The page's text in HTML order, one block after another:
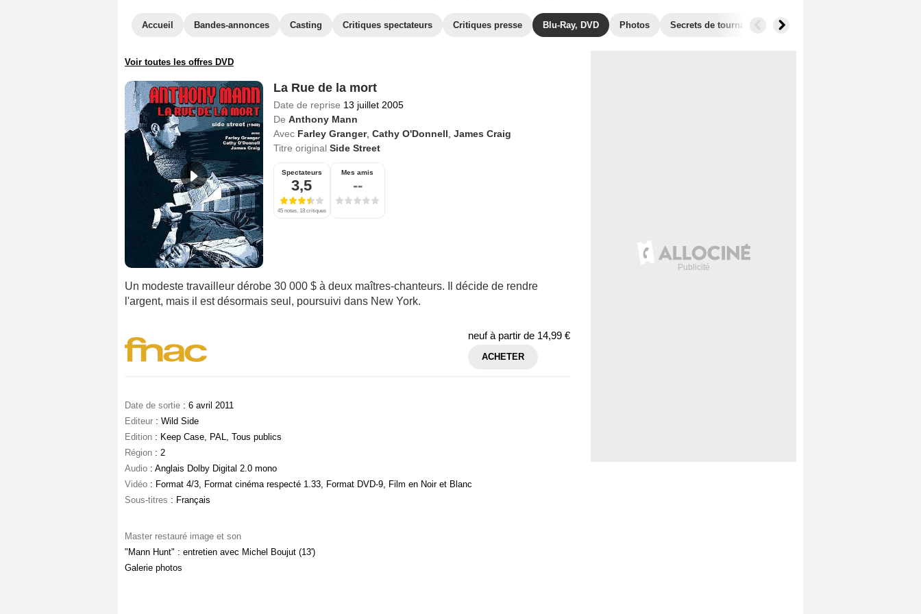
Accueil Bandes-annonces Casting Critiques spectateurs Critiques presse Blu-Ray, DVD Photos Secrets de tournage Films similaires
Voir toutes les offres DVD
La Rue de la mort
Date de reprise 13 juillet 2005
De Anthony Mann
Avec Farley Granger, Cathy O'Donnell James Craig
Titre original Side Street
Spectateurs
3,5
45 notes, 18 critiques
Mes amis
--
Un modeste travailleur dérobe 30 000 $ à deux maîtres-chanteurs. Il décide de rendre
l'argent, mais il est désormais seul, poursuivi dans New York.
neuf à partir de 14,99 €
ACHETER
Date de sortie : 6 avril 2011
Editeur : Wild Side
Edition : Keep Case, PAL, Tous publics
Région : 2
Audio : Anglais Dolby Digital 2.0 mono
Vidéo : Format 4/3, Format cinéma respecté 1.33, Format DVD-9, Film en Noir et Blanc
Sous-titres : Français
Master restauré image et son
"Mann Hunt" : entretien avec Michel Boujut (13')
Galerie photos